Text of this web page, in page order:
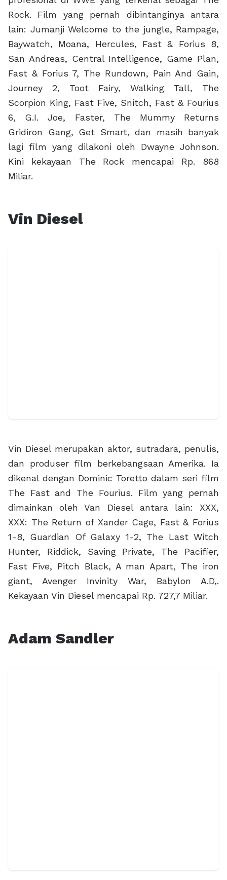
Rock. Film yang pernah dibintanginya antara
lain: Jumanji Welcome to the jungle, Rampage,
Baywatch, Moana, Hercules, Fast & Forius 8,
San Andreas, Central Intelligence, Game Plan,
Fast & Forius 7, The Rundown, Pain And Gain,
Journey 2, Toot Fairy, Walking Tall, The
Scorpion King, Fast Five, Snitch, Fast & Fourius
6, G.I. Joe, Faster, The Mummy Returns
Gridiron Gang, Get Smart, dan masih banyak
lagi film yang dilakoni oleh Dwayne Johnson.
Kini kekayaan The Rock mencapai Rp. 868
Miliar.
Vin Diesel
Vin Diesel merupakan aktor, sutradara, penulis,
dan produser film berkebangsaan Amerika. Ia
dikenal dengan Dominic Toretto dalam seri film
The Fast and The Fourius. Film yang pernah
dimainkan oleh Van Diesel antara lain: XXX,
XXX: The Return of Xander Cage, Fast & Forius
1-8, Guardian Of Galaxy 1-2, The Last Witch
Hunter, Riddick, Saving Private, The Pacifier,
Fast Five, Pitch Black, A man Apart, The iron
giant, Avenger Invinity War, Babylon A.D,.
Kekayaan Vin Diesel mencapai Rp. 727,7 Miliar.
Adam Sandler